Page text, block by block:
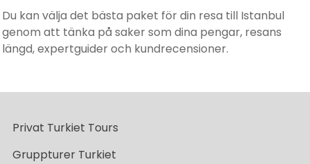
Du kan välja det bästa paket för din resa till Istanbul
genom att tänka på saker som dina pengar, resans
längd, expertguider och kundrecensioner.
Privat Turkiet Tours
Gruppturer Turkiet